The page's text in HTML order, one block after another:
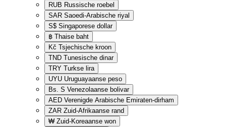
RUB Russische roebel
SAR Saoedi-Arabische riyal
S$ Singaporese dollar
฿ Thaise baht
Kč Tsjechische kroon
TND Tunesische dinar
TRY Turkse lira
UYU Uruguayaanse peso
Bs. S Venezolaanse bolivar
AED Verenigde Arabische Emiraten-dirham
ZAR Zuid-Afrikaanse rand
₩ Zuid-Koreaanse won